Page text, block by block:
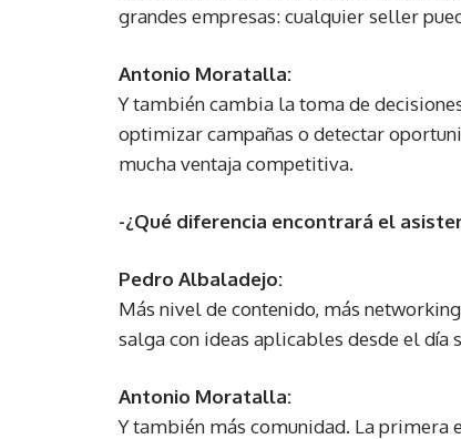
grandes empresas: cualquier seller
Antonio Moratalla:
Y también cambia la toma de
optimizar campañas o detectar
mucha ventaja competitiva.
-¿Qué diferencia encontrará el
Pedro Albaladejo:
Más nivel de contenido, más
salga con ideas aplicables desde el día
Antonio Moratalla:
Y también más comunidad. La primera